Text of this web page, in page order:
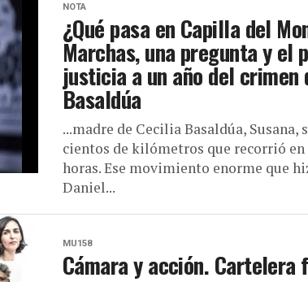
NOTA
¿Qué pasa en Capilla del
Marchas, una pregunta y el
justicia a un año del crimen
Basaldúa
...madre de Cecilia Basaldúa, Susana,
cientos de kilómetros que recorrió en
horas. Ese movimiento enorme que
Daniel...
MU158
Cámara y acción. Cartelera